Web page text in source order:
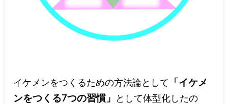
イケメンをつくるための方法論として 「イケメ
ンをつくる7つの習慣」 として体型化したの